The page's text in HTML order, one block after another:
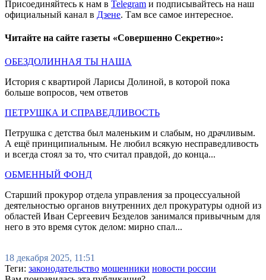
Присоединяйтесь к нам в Telegram и подписывайтесь на наш
официальный канал в Дзене. Там все самое интересное.
Читайте на сайте газеты «Совершенно Секретно»:
ОБЕЗДОЛИННАЯ ТЫ НАША
История с квартирой Ларисы Долиной, в которой пока
больше вопросов, чем ответов
ПЕТРУШКА И СПРАВЕДЛИВОСТЬ
Петрушка с детства был маленьким и слабым, но драчливым.
А ещё принципиальным. Не любил всякую несправедливость
и всегда стоял за то, что считал правдой, до конца...
ОБМЕННЫЙ ФОНД
Старший прокурор отдела управления за процессуальной
деятельностью органов внутренних дел прокуратуры одной из
областей Иван Сергеевич Безделов занимался привычным для
него в это время суток делом: мирно спал...
18 декабря 2025, 11:51
Теги: законодательство мошенники новости россии